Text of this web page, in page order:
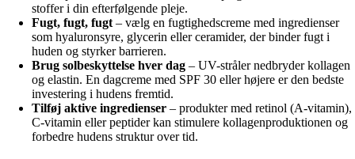
stoffer i din efterfølgende pleje.
Fugt, fugt, fugt– vælg en fugtighedscreme med ingredienser
som hyaluronsyre, glycerin eller ceramider, der binder fugt i
huden og styrker barrieren.
Brug solbeskyttelse hver dag – UV-stråler nedbryder kollagen
og elastin. En dagcreme med SPF 30 eller højere er den bedste
investering i hudens fremtid.
Tilføj aktive ingredienser – produkter med retinol (A-vitamin),
C-vitamin eller peptider kan stimulere kollagenproduktionen og
forbedre hudens struktur over tid.